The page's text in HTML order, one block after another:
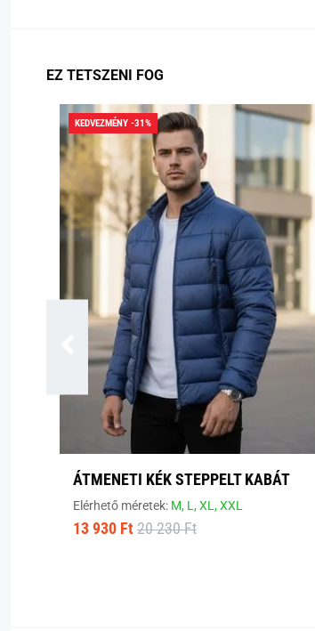
EZ TETSZENI FOG
KEDVEZMÉNY -31%
ÁTMENETI KÉK STEPPELT KABÁT
Elérhető méretek: M, L,XL,XXL
13 930 Ft 20 230 Ft